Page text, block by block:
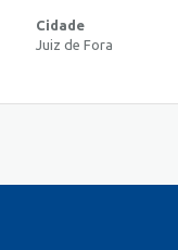
Cidade
Juiz de Fora